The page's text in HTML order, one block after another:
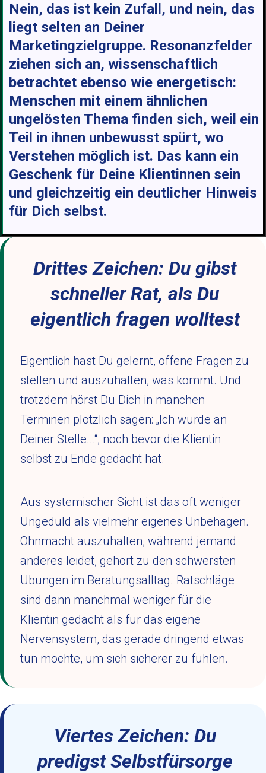
Nein, das ist kein Zufall, und nein, das
liegt selten an Deiner
Marketingzielgruppe. Resonanzfelder
ziehen sich an, wissenschaftlich
betrachtet ebenso wie energetisch:
Menschen mit einem ähnlichen
ungelösten Thema finden sich, weil ein
Teil in ihnen unbewusst spürt, wo
Verstehen möglich ist. Das kann ein
Geschenk für Deine Klientinnen sein
und gleichzeitig ein deutlicher Hinweis
für Dich selbst.
Drittes Zeichen: Du gibst
schneller Rat, als Du
eigentlich fragen wolltest
Eigentlich hast Du gelernt, offene Fragen zu
stellen und auszuhalten, was kommt. Und
trotzdem hörst Du Dich in manchen
Terminen plötzlich sagen: „Ich würde an
Deiner Stelle...“, noch bevor die Klientin
selbst zu Ende gedacht hat.
Aus systemischer Sicht ist das oft weniger
Ungeduld als vielmehr eigenes Unbehagen.
Ohnmacht auszuhalten, während jemand
anderes leidet, gehört zu den schwersten
Übungen im Beratungsalltag. Ratschläge
sind dann manchmal weniger für die
Klientin gedacht als für das eigene
Nervensystem, das gerade dringend etwas
tun möchte, um sich sicherer zu fühlen.
Viertes Zeichen: Du
predigst Selbstfürsorge